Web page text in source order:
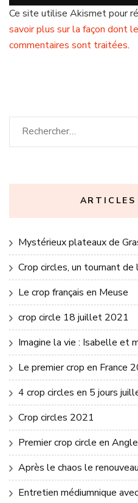
Ce site utilise Akismet pour
savoir plus sur la façon dont
commentaires sont traitées.
Rechercher :
ARTICLES
Mystérieux plateaux de
Crop circles, un tournant de
Le crop français en Meuse
crop circle 18 juillet 2021
Imagine la vie : Isabelle et
Le premier crop en France
4 crop circles en 5 jours
Crop circles 2021
Premier crop circle en
Après le chaos le renouveau
Entretien médiumnique